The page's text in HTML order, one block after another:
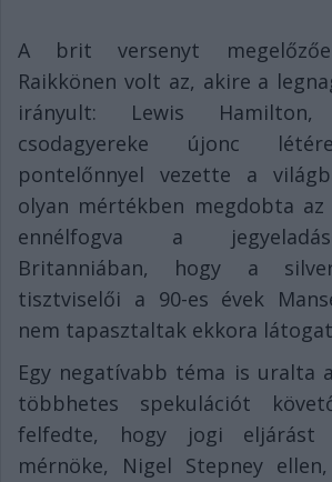
A brit versenyt
Raikkönen volt az, akire a
irányult: Lewis
csodagyereke újonc
pontelőnnyel vezette a
olyan mértékben megdobta az
ennélfogva a
Britanniában, hogy a
tisztviselői a 90-es évek
nem tapasztaltak ekkora
Egy negatívabb téma is uralta
többhetes spekulációt
felfedte, hogy jogi
mérnöke, Nigel Stepney